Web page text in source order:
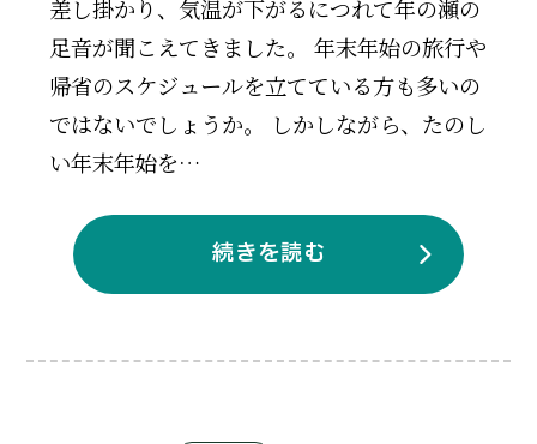
差し掛かり、気温が下がるにつれて年の瀬の
足音が聞こえてきました。 年末年始の旅行や
帰省のスケジュールを立てている方も多いの
ではないでしょうか。 しかしながら、たのし
い年末年始を…
続きを読む